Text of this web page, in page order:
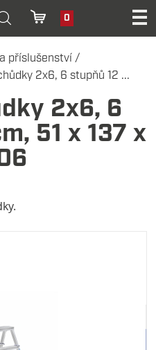
0
příslušenství /
2x6, 6 stupňů 12 ...
2x6, 6
51 x 137 x